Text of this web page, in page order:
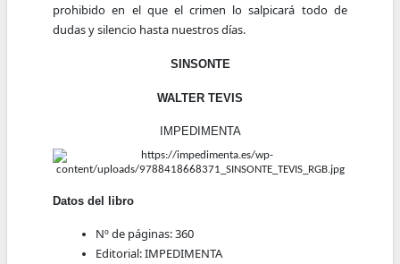
prohibido en el que el crimen lo salpicará todo de
dudas y silencio hasta nuestros días.
SINSONTE
WALTER TEVIS
IMPEDIMENTA
Datos del libro
Nº de páginas:360
Editorial:IMPEDIMENTA